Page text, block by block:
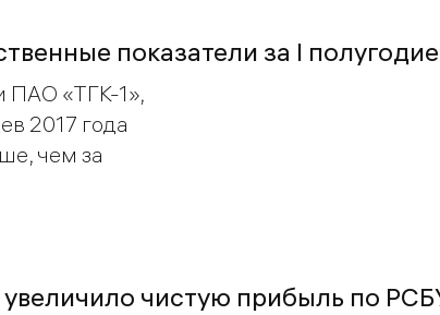
показатели за I
ПАО «ТГК-1»,
2017 года
чем за
чистую прибыль по